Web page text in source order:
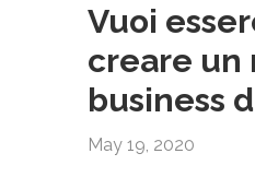
Vuoi
creare un
business
May 19, 2020